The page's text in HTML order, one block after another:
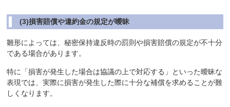
(3)損害賠償や違約金の規定が曖昧
雛形によっては、秘密保持違反時の罰則や損害賠償の規定が不十分
である場合があります。
特に「損害が発生した場合は協議の上で対応する」といった曖昧な
表現では、実際に損害が発生した際に十分な補償を求めることが難
しくなります。